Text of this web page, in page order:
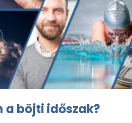
a böjti időszak?